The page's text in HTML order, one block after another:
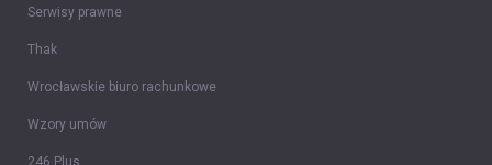
Serwisy prawne
Thak
Wrocławskie biuro rachunkowe
Wzory umów
246 Plus